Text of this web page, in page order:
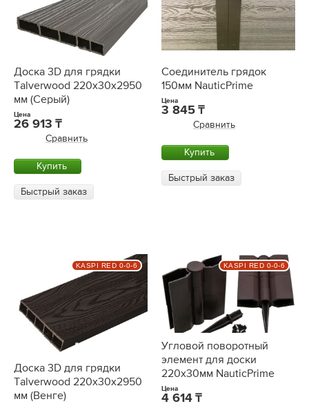
Доска 3D для грядки
Talverwood 220x30х2950
мм (Серый)
Цена
26 913
Сравнить
Купить
Быстрый заказ
Соединитель грядок
150мм NauticPrime
Цена
3 845
Сравнить
Купить
Быстрый заказ
Доска 3D для грядки
Talverwood 220x30х2950
мм (Венге)
KASPI RED 0-0-6
Угловой поворотный
элемент для доски
220х30мм NauticPrime
Цена
4 614
KASPI RED 0-0-6